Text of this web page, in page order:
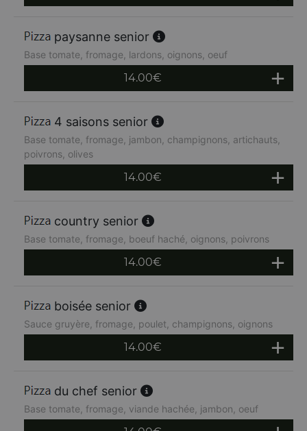
paysanne senior
Base tomate, fromage, lardons, oignons, oeuf
14.00€
4 saisons senior
Base tomate, fromage, jambon, champignons, artichauts,
poivrons, olives
14.00€
country senior
Base tomate, fromage, boeuf haché, oignons, poivrons
14.00€
boisée senior
Sauce gruyère, fromage, poulet, champignons, oignons
14.00€
du chef senior
Base tomate, fromage, viande hachée, jambon, oeuf